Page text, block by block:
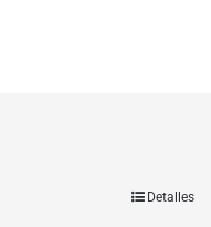
Detalles